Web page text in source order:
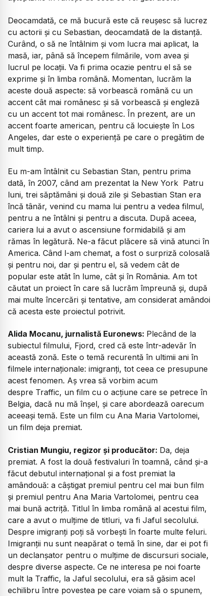
Deocamdată, ce mă bucură este că reușesc să lucrez
cu actorii și cu Sebastian, deocamdată de la distanță.
Curând, o să ne întâlnim și vom lucra mai aplicat, la
masă, iar, până să începem filmările, vom avea și
lucrul pe locații. Va fi prima ocazie pentru el să se
exprime și în limba română. Momentan, lucrăm la
aceste două aspecte: să vorbească română cu un
accent cât mai românesc și să vorbească și engleză
cu un accent tot mai românesc. În prezent, are un
accent foarte american, pentru că locuiește în Los
Angeles, dar este o experiență pe care o pregătim de
mult timp.
Eu m-am întâlnit cu Sebastian Stan, pentru prima
dată, în 2007, când am prezentat la New York Patru
luni, trei săptămâni și două zile și Sebastian Stan era
încă tânăr, venind cu mama lui pentru a vedea filmul,
pentru a ne întâlni și pentru a discuta. După aceea,
cariera lui a avut o ascensiune formidabilă și am
rămas în legătură. Ne-a făcut plăcere să vină atunci în
America. Când l-am chemat, a fost o surpriză colosală
și pentru noi, dar și pentru el, să vedem cât de
popular este atât în lume, cât și în România. Am tot
căutat un proiect în care să lucrăm împreună și, după
mai multe încercări și tentative, am considerat amândoi
că acesta este proiectul potrivit.
Alida Mocanu, jurnalistă Euronews: Plecând de la
subiectul filmului, Fjord, cred că este într-adevăr în
această zonă. Este o temă recurentă în ultimii ani în
filmele internaționale: imigranți, tot ceea ce presupune
acest fenomen. Aș vrea să vorbim acum
despre Traffic, un film cu o acțiune care se petrece în
Belgia, dacă nu mă înșel, și care abordează oarecum
aceeași temă. Este un film cu Ana Maria Vartolomei,
un film deja premiat.
Cristian Mungiu, regizor și producător: Da, deja
premiat. A fost la două festivaluri în toamnă, când și-a
făcut debutul internațional și a fost premiat la
amândouă: a câștigat premiul pentru cel mai bun film
și premiul pentru Ana Maria Vartolomei, pentru cea
mai bună actriță. Titlul în limba română al acestui film,
care a avut o mulțime de titluri, va fi Jaful secolului.
Despre imigranți poți să vorbești în foarte multe feluri.
Imigranții nu sunt neapărat o temă în sine, dar ei pot fi
un declanșator pentru o mulțime de discursuri sociale,
despre diverse aspecte. Ce ne interesa pe noi foarte
mult la Traffic, la Jaful secolului, era să găsim acel
echilibru între povestea pe care voiam să o spunem,